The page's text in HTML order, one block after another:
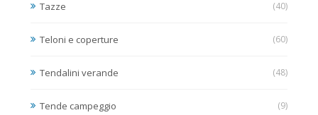
Tazze (40)
Teloni e coperture (60)
Tendalini verande (48)
Tende campeggio (9)